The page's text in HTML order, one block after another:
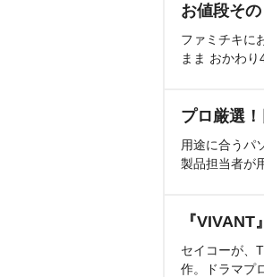
お値段そ
ファミチキに
まま おかわ
プロ厳選
用途に合うパ
製品担当者が
『
セイコーが、
作。ドラマプ